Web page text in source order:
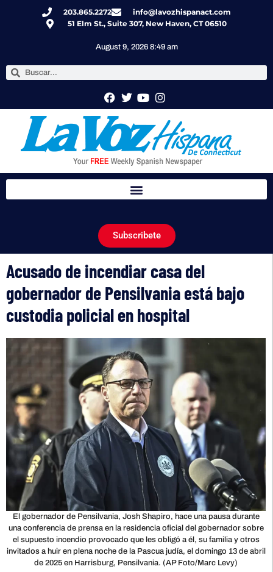
203.865.2272
info@lavozhispanact.com
51 Elm St., Suite 307, New Haven, CT 06510
August 9, 2026 8:49 am
Subscribete
Acusado de incendiar casa del
gobernador de Pensilvania está bajo
custodia policial en hospital
El gobernador de Pensilvania, Josh Shapiro, hace una pausa durante
una conferencia de prensa en la residencia oficial del gobernador sobre
el supuesto incendio provocado que les obligó a él, su familia y otros
invitados a huir en plena noche de la Pascua judía, el domingo 13 de abril
de 2025 en Harrisburg, Pensilvania. (AP Foto/Marc Levy)